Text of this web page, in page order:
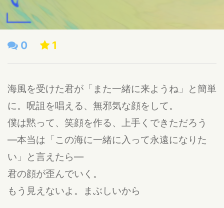
0 1
海風を受けた君が「また一緒に来ようね」と簡単
に。呪詛を唱える、無邪気な顔をして。
僕は黙って、笑顔を作る、上手くできただろう
―本当は「この海に一緒に入って永遠になりた
い」と言えたら―
君の顔が歪んでいく。
もう見えないよ。まぶしいから